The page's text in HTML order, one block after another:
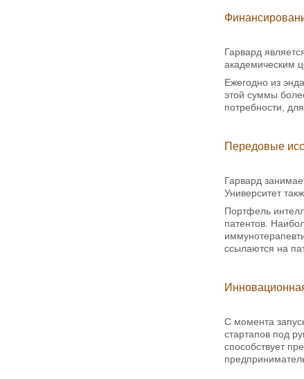
Гарвард
академическим
Ежегодно из
этой суммы
потребности,
Передовые
Гарвард
Университет
Портфель
патентов.
ссылаются на
С момента
стартапов под
способствует